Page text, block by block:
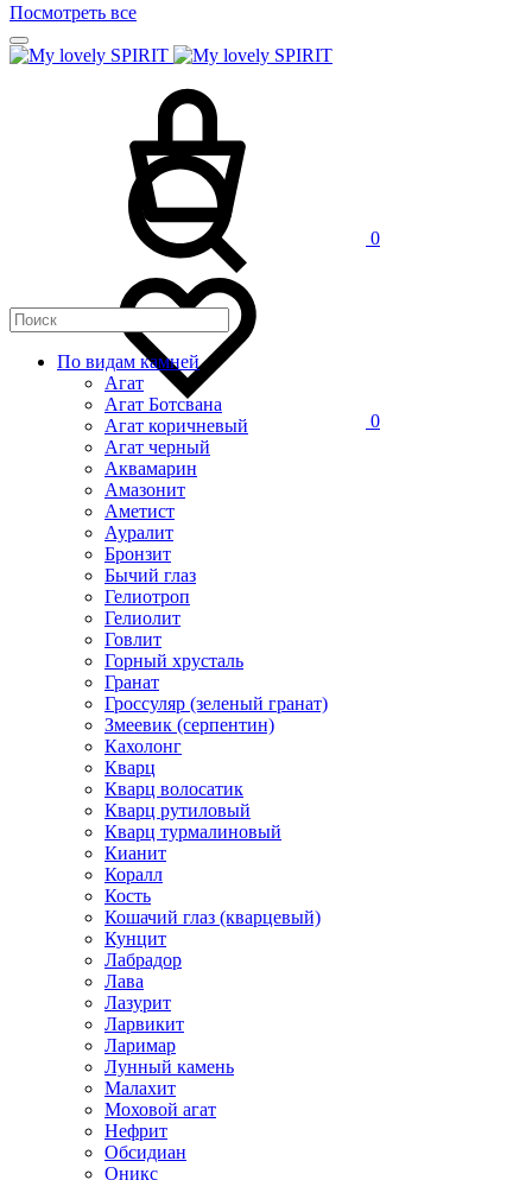
Посмотреть все
0
0
По видам камней
Агат
Агат Ботсвана
Агат коричневый
Агат черный
Аквамарин
Амазонит
Аметист
Ауралит
Бронзит
Бычий глаз
Гелиотроп
Гелиолит
Говлит
Горный хрусталь
Гранат
Гроссуляр (зеленый гранат)
Змеевик (серпентин)
Кахолонг
Кварц
Кварц волосатик
Кварц рутиловый
Кварц турмалиновый
Кианит
Коралл
Кость
Кошачий глаз (кварцевый)
Кунцит
Лабрадор
Лава
Лазурит
Ларвикит
Ларимар
Лунный камень
Малахит
Моховой агат
Нефрит
Обсидиан
Оникс